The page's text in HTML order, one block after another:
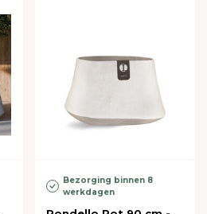
Bezorging binnen 8
werkdagen